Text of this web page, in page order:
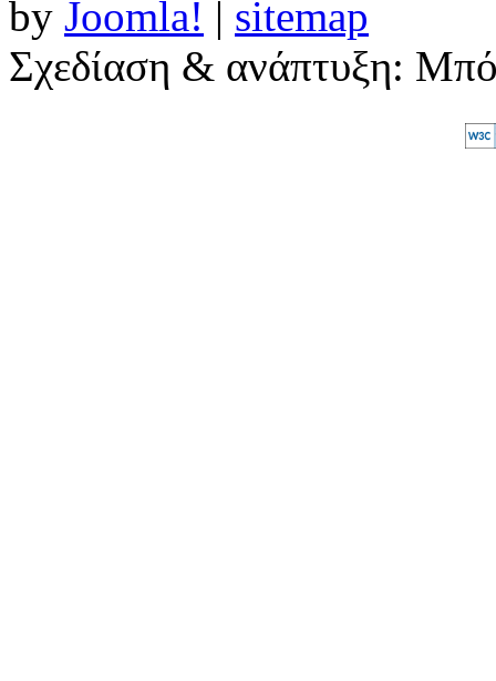
by Joomla! | sitemap
Σχεδίαση & ανάπτυξη: